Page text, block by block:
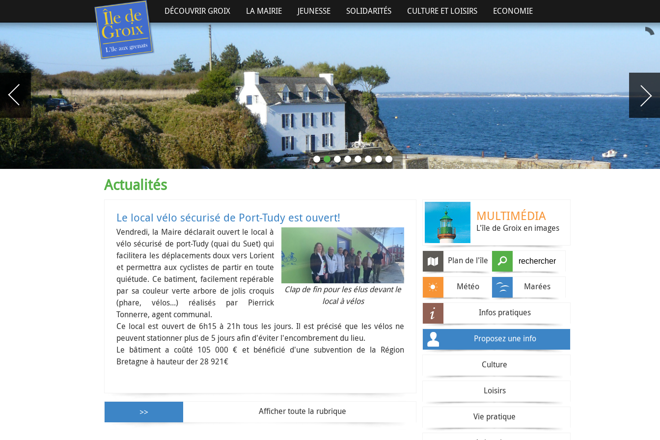
DÉCOUVRIR GROIX LA MAIRIE JEUNESSE SOLIDARITÉS CULTURE ET LOISIRS ECONOMIE
MULTIMÉDIA
L'île de Groix en images
Plan de l'île
Météo Marées
Infos pratiques
Proposez une info
Culture
Loisirs
Vie pratique
Actualités
Le local vélo sécurisé de Port-Tudy est ouvert!
Clap de fin pour les élus devant le
local à vélos
Vendredi, la Maire déclarait ouvert le local à
vélo sécurisé de port-Tudy (quai du Suet) qui
facilitera les déplacements doux vers Lorient
et permettra aux cyclistes de partir en toute
quiétude. Ce batiment, facilement repérable
par sa couleur verte arbore de jolis croquis
(phare, vélos...) réalisés par Pierrick
Tonnerre, agent communal.
Ce local est ouvert de 6h15 à 21h tous les jours. Il est précisé que les vélos ne
peuvent stationner plus de 5 jours afin d'éviter l'encombrement du lieu.
Le bâtiment a coûté 105 000 € et bénéficié d'une subvention de la Région
Bretagne à hauteur der 28 921€
Afficher toute la rubrique